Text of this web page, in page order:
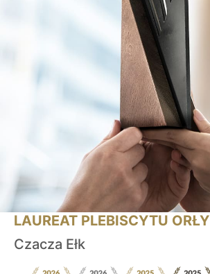
LAUREAT PLEBISCYTU ORŁY
Czacza Ełk